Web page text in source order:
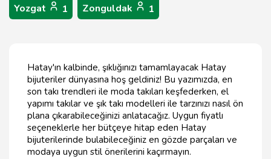
Yozgat 1 Zonguldak 1
Hatay'ın kalbinde, şıklığınızı tamamlayacak Hatay
bijuteriler dünyasına hoş geldiniz! Bu yazımızda, en
son takı trendleri ile moda takıları keşfederken, el
yapımı takılar ve şık takı modelleri ile tarzınızı nasıl ön
plana çıkarabileceğinizi anlatacağız. Uygun fiyatlı
seçeneklerle her bütçeye hitap eden Hatay
bijuterilerinde bulabileceğiniz en gözde parçaları ve
modaya uygun stil önerilerini kaçırmayın.